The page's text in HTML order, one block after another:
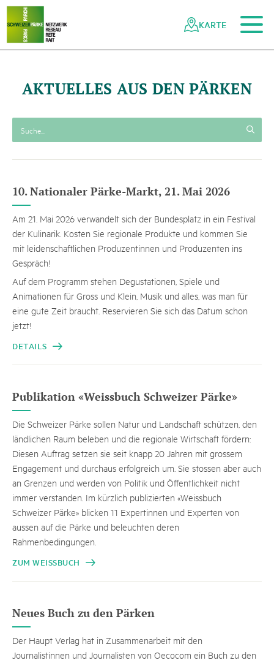
Navigieren
Netzwerk
Schweizer
Schnellnavigation
Zum Hauptinhalt
Zur mobilen Navigation
Zur Suche
Zum Fussbereich
Zur Sitemap
KARTE
AKTUELLES AUS DEN PÄRKEN
10. Nationaler Pärke-Markt, 21. Mai 2026
Am 21. Mai 2026 verwandelt sich der Bundesplatz in ein Festival
der Kulinarik. Kosten Sie regionale Produkte und kommen Sie
mit leidenschaftlichen Produzentinnen und Produzenten ins
Gespräch!
Auf dem Programm stehen Degustationen, Spiele und
Animationen für Gross und Klein, Musik und alles, was man für
eine gute Zeit braucht. Reservieren Sie sich das Datum schon
jetzt!
DETAILS
Publikation «Weissbuch Schweizer Pärke»
Die Schweizer Pärke sollen Natur und Landschaft schützen, den
ländlichen Raum beleben und die regionale Wirtschaft fördern:
Diesen Auftrag setzen sie seit knapp 20 Jahren mit grossem
Engagement und durchaus erfolgreich um. Sie stossen aber auch
an Grenzen und werden von Politik und Öffentlichkeit nicht
immer verstanden. Im kürzlich publizierten «Weissbuch
Schweizer Pärke» blicken 11 Expertinnen und Experten von
aussen auf die Pärke und beleuchten deren
Rahmenbedingungen.
ZUM WEISSBUCH
Neues Buch zu den Pärken
Der Haupt Verlag hat in Zusammenarbeit mit den
Journalistinnen und Journalisten von Oecocom ein Buch zu den